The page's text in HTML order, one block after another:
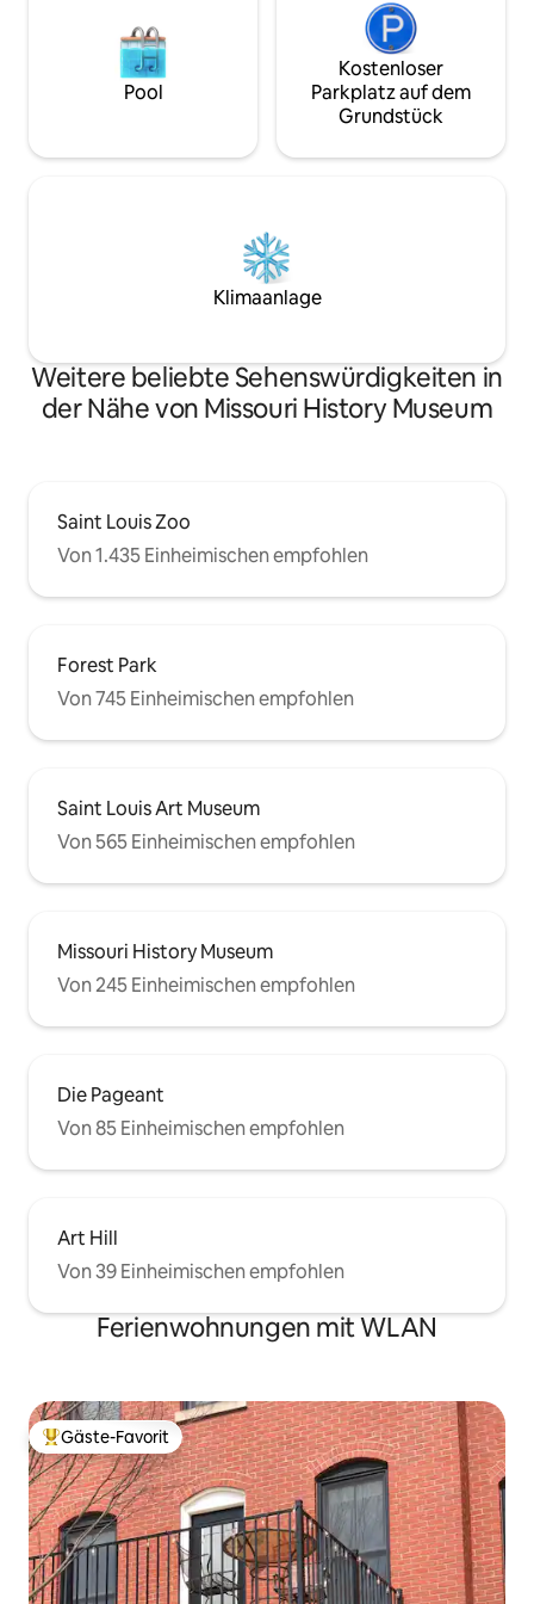
Pool
Kostenloser
Parkplatz auf dem
Grundstück
Klimaanlage
Weitere beliebte Sehenswürdigkeiten in
der Nähe von Missouri History Museum
Saint Louis Zoo
Von 1.435 Einheimischen empfohlen
Forest Park
Von 745 Einheimischen empfohlen
Saint Louis Art Museum
Von 565 Einheimischen empfohlen
Missouri History Museum
Von 245 Einheimischen empfohlen
Die Pageant
Von 85 Einheimischen empfohlen
Art Hill
Von 39 Einheimischen empfohlen
Ferienwohnungen mit WLAN
Beliebter Gäste-Favorit.
Gäste-Favorit